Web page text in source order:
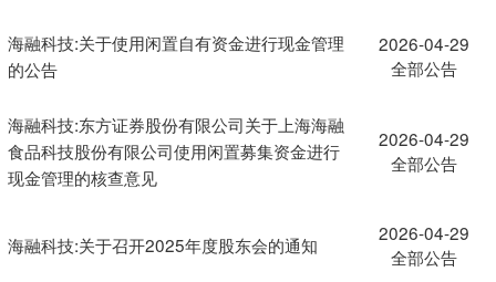
海融科技:关于使用闲置自有资金进行现金管理
的公告
2026-04-29
全部公告
海融科技:东方证券股份有限公司关于上海海融
食品科技股份有限公司使用闲置募集资金进行
现金管理的核查意见
2026-04-29
全部公告
海融科技:关于召开2025年度股东会的通知
2026-04-29
全部公告